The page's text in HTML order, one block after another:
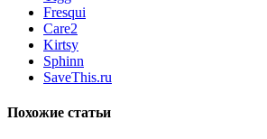
Fresqui
Care2
Kirtsy
Sphinn
SaveThis.ru
Похожие статьи